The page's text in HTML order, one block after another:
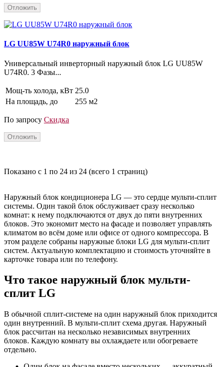
Отложить
LG UU85W U74R0 наружный блок
Универсальный инверторный наружный блок LG UU85W
U74R0. 3 Фазы...
Мощ-ть холода, кВт 25.0
На площадь, до
255 м2
По запросу Скидка
Отложить
Показано с 1 по 24 из 24 (всего 1 страниц)
Наружный блок кондиционера LG — это сердце мульти-сплит
системы. Один такой блок обслуживает сразу несколько
комнат: к нему подключаются от двух до пяти внутренних
блоков. Это экономит место на фасаде и позволяет управлять
климатом во всём доме или офисе от одного компрессора. В
этом разделе собраны наружные блоки LG для мульти-сплит
систем. Актуальную комплектацию и стоимость уточняйте в
карточке товара или по телефону.
Что такое наружный блок мульти-
сплит LG
В обычной сплит-системе на один наружный блок приходится
один внутренний. В мульти-сплит схема другая. Наружный
блок рассчитан на несколько независимых внутренних
блоков. Каждую комнату вы охлаждаете или обогреваете
отдельно.